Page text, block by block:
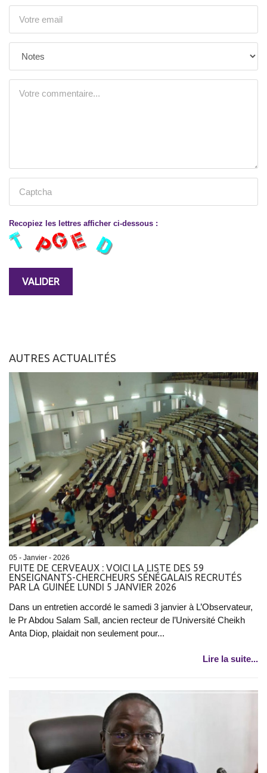
Recopiez les lettres afficher ci-dessous :
AUTRES ACTUALITÉS
05 - Janvier - 2026
FUITE DE CERVEAUX : VOICI LA LISTE DES 59
ENSEIGNANTS-CHERCHEURS SÉNÉGALAIS RECRUTÉS
PAR LA GUINÉE LUNDI 5 JANVIER 2026
Dans un entretien accordé le samedi 3 janvier à L’Observateur,
le Pr Abdou Salam Sall, ancien recteur de l’Université Cheikh
Anta Diop, plaidait non seulement pour...
Lire la suite...